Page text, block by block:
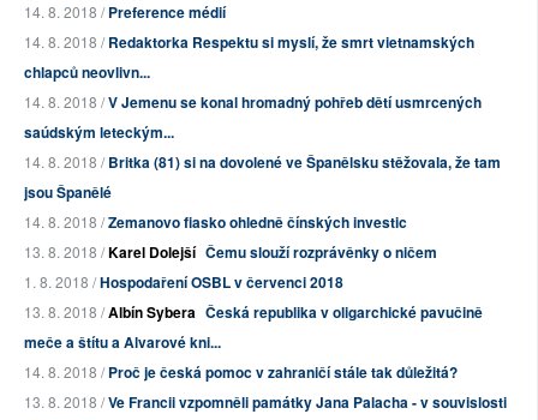
14. 8. 2018 /Preference médií
14. 8. 2018 /Redaktorka Respektu si myslí, že smrt vietnamských
chlapců neovlivn...
14. 8. 2018 /V Jemenu se konal hromadný pohřeb dětí usmrcených
saúdským leteckým...
14. 8. 2018 /Britka (81) si na dovolené ve Španělsku stěžovala, že tam
jsou Španělé
14. 8. 2018 /Zemanovo fiasko ohledně čínských investic
13. 8. 2018 /Karel Dolejší Čemu slouží rozprávěnky o ničem
1. 8. 2018 /Hospodaření OSBL v červenci 2018
13. 8. 2018 /Albín Sybera Česká republika v oligarchické pavučině
meče a štítu a Alvarové kni...
14. 8. 2018 /Proč je česká pomoc v zahraničí stále tak důležitá?
13. 8. 2018 /Ve Francii vzpomněli památky Jana Palacha - v souvislosti